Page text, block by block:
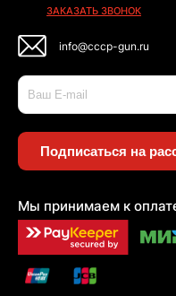
ЗАКАЗАТЬ ЗВОНОК
info@cccp-gun.ru
Подписаться на
Мы принимаем к